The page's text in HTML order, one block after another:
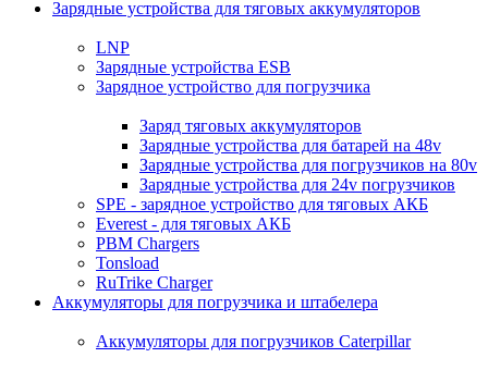
Зарядные устройства для тяговых аккумуляторов
LNP
Зарядные устройства ESB
Зарядное устройство для погрузчика
Заряд тяговых аккумуляторов
Зарядные устройства для батарей на 48v
Зарядные устройства для погрузчиков на 80v
Зарядные устройства для 24v погрузчиков
SPE - зарядное устройство для тяговых АКБ
Everest - для тяговых АКБ
PBM Chargers
Tonsload
RuTrike Charger
Аккумуляторы для погрузчика и штабелера
Аккумуляторы для погрузчиков Caterpillar